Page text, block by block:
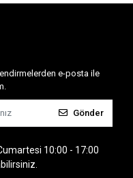
e-posta ile
Gönder
10:00 - 17:00